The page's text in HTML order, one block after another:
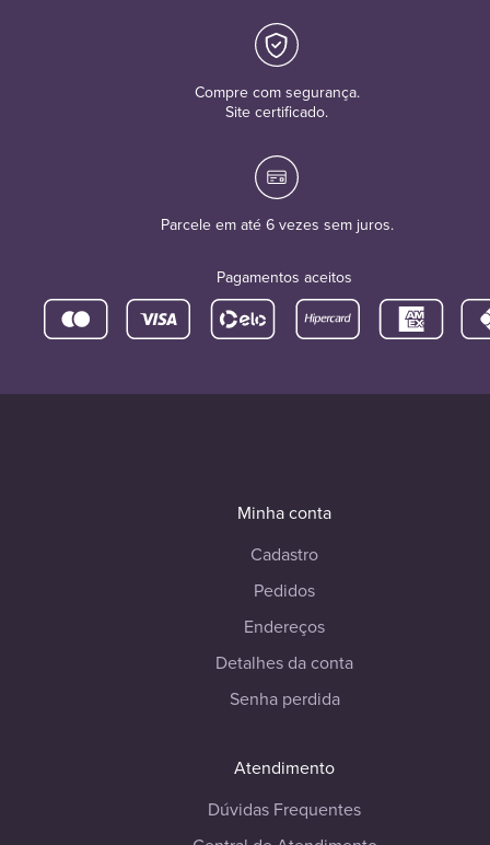
Compre com segurança.
Site certificado.
Parcele em até 6 vezes sem juros.
Pagamentos aceitos
Minha conta
Cadastro
Pedidos
Endereços
Detalhes da conta
Senha perdida
Atendimento
Dúvidas Frequentes